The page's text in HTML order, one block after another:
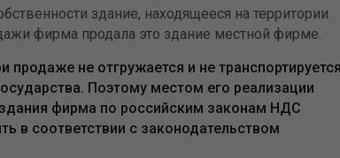
здание, находящееся на территории
фирма продала это здание местной фирме.
не отгружается и не
Поэтому местом его реализации
фирма по российским законам НДС
в соответствии с законодательством